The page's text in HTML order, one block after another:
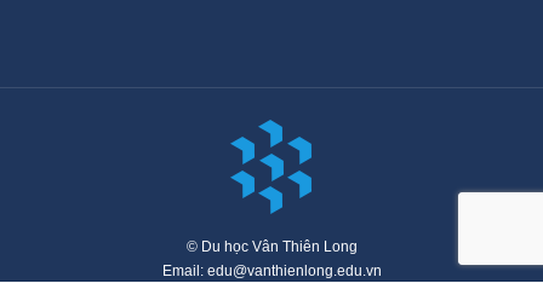
© Du học Vân Thiên Long
Email: edu@vanthienlong.edu.vn